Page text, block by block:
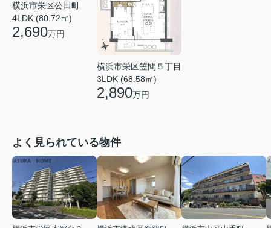
横浜市栄区公田町
4LDK (80.72㎡)
2,690万円
横浜市栄区笠間５丁目
3LDK (68.58㎡)
2,890万円
よく見られている物件